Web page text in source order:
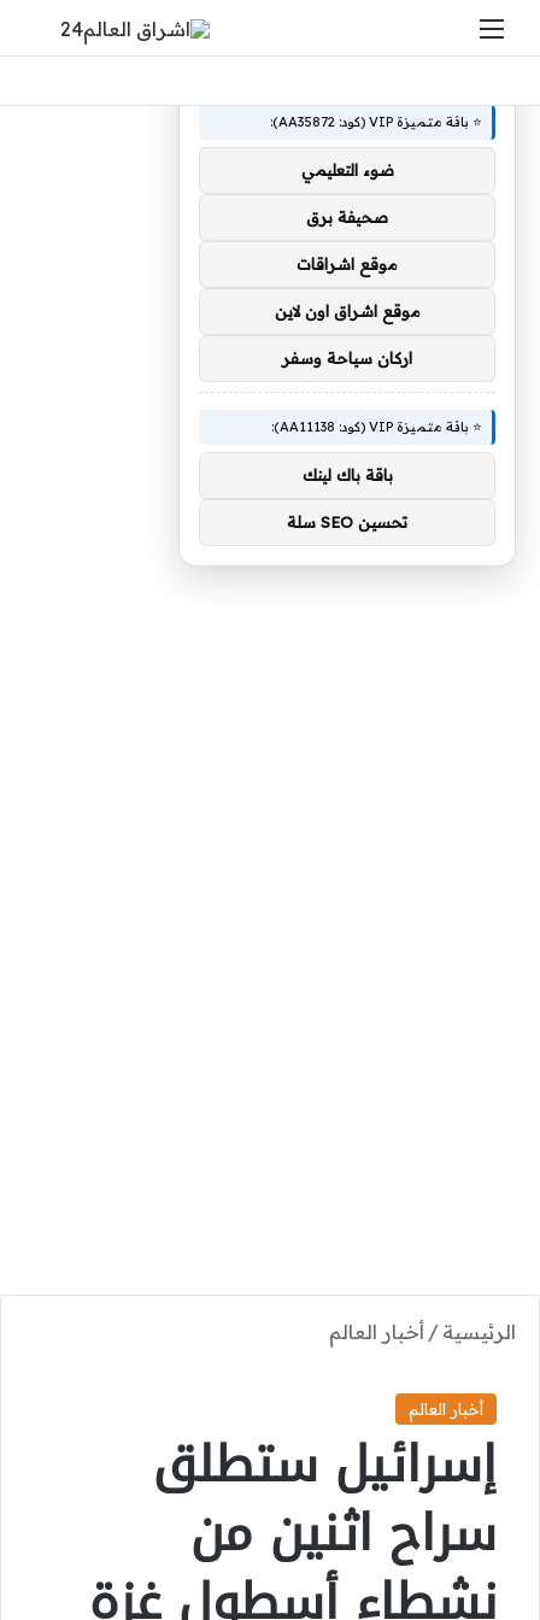
القائمة
الرئيسية / أخبار العالم
أخبار العالم
إسرائيل ستطلق
سراح اثنين من
🚀 توصيات : ×
⭐ باقة متميزة VIP (كود: AA35872):
ضوء التعليمي
صحيفة برق
موقع اشراقات
موقع اشراق اون لاين
اركان سياحة وسفر
⭐ باقة متميزة VIP (كود: AA11138):
باقة باك لينك
تحسين SEO سلة